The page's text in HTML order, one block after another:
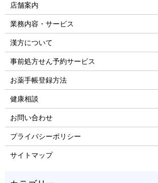
店舗案内
業務内容・サービス
漢方について
事前処方せん予約サービス
お薬手帳登録方法
健康相談
お問い合わせ
プライバシーポリシー
サイトマップ